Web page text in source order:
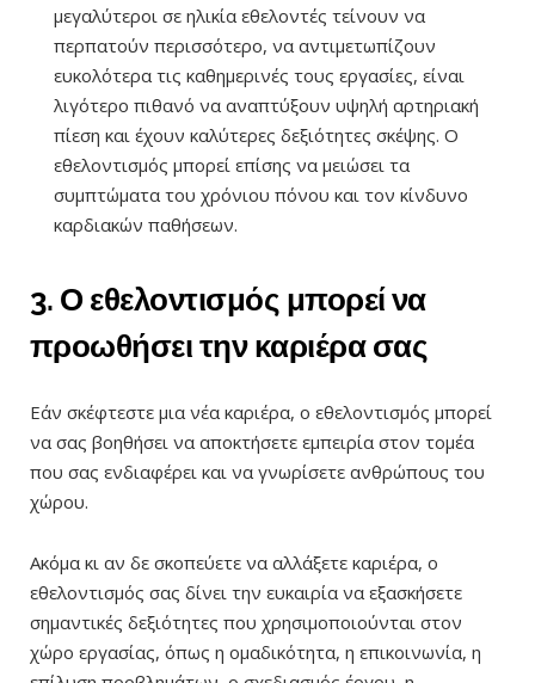
μεγαλύτεροι σε ηλικία εθελοντές τείνουν να
περπατούν περισσότερο, να αντιμετωπίζουν
ευκολότερα τις καθημερινές τους εργασίες, είναι
λιγότερο πιθανό να αναπτύξουν υψηλή αρτηριακή
πίεση και έχουν καλύτερες δεξιότητες σκέψης. Ο
εθελοντισμός μπορεί επίσης να μειώσει τα
συμπτώματα του χρόνιου πόνου και τον κίνδυνο
καρδιακών παθήσεων.
3. Ο εθελοντισμός μπορεί να
προωθήσει την καριέρα σας
Εάν σκέφτεστε μια νέα καριέρα, ο εθελοντισμός μπορεί
να σας βοηθήσει να αποκτήσετε εμπειρία στον τομέα
που σας ενδιαφέρει και να γνωρίσετε ανθρώπους του
χώρου.
Ακόμα κι αν δε σκοπεύετε να αλλάξετε καριέρα, ο
εθελοντισμός σας δίνει την ευκαιρία να εξασκήσετε
σημαντικές δεξιότητες που χρησιμοποιούνται στον
χώρο εργασίας, όπως η ομαδικότητα, η επικοινωνία, η